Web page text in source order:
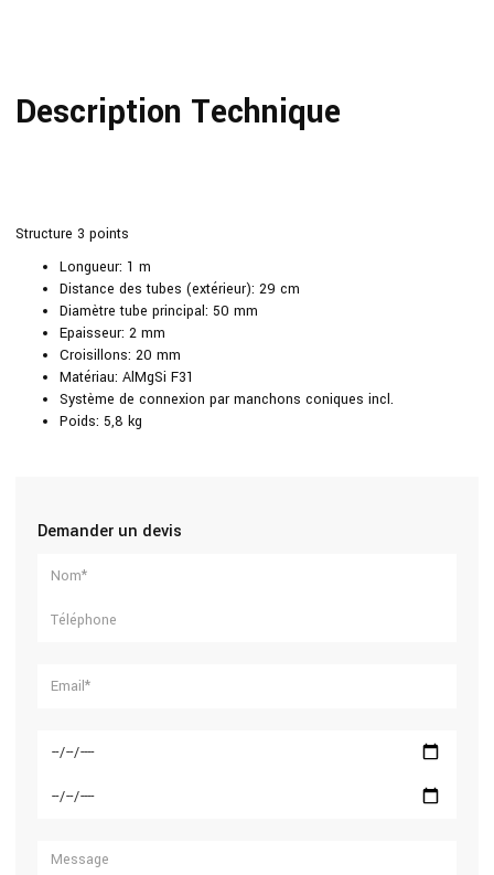
Description Technique
Structure 3 points
Longueur: 1 m
Distance des tubes (extérieur): 29 cm
Diamètre tube principal: 50 mm
Epaisseur: 2 mm
Croisillons: 20 mm
Matériau: AlMgSi F31
Système de connexion par manchons coniques incl.
Poids: 5,8 kg
Demander un devis